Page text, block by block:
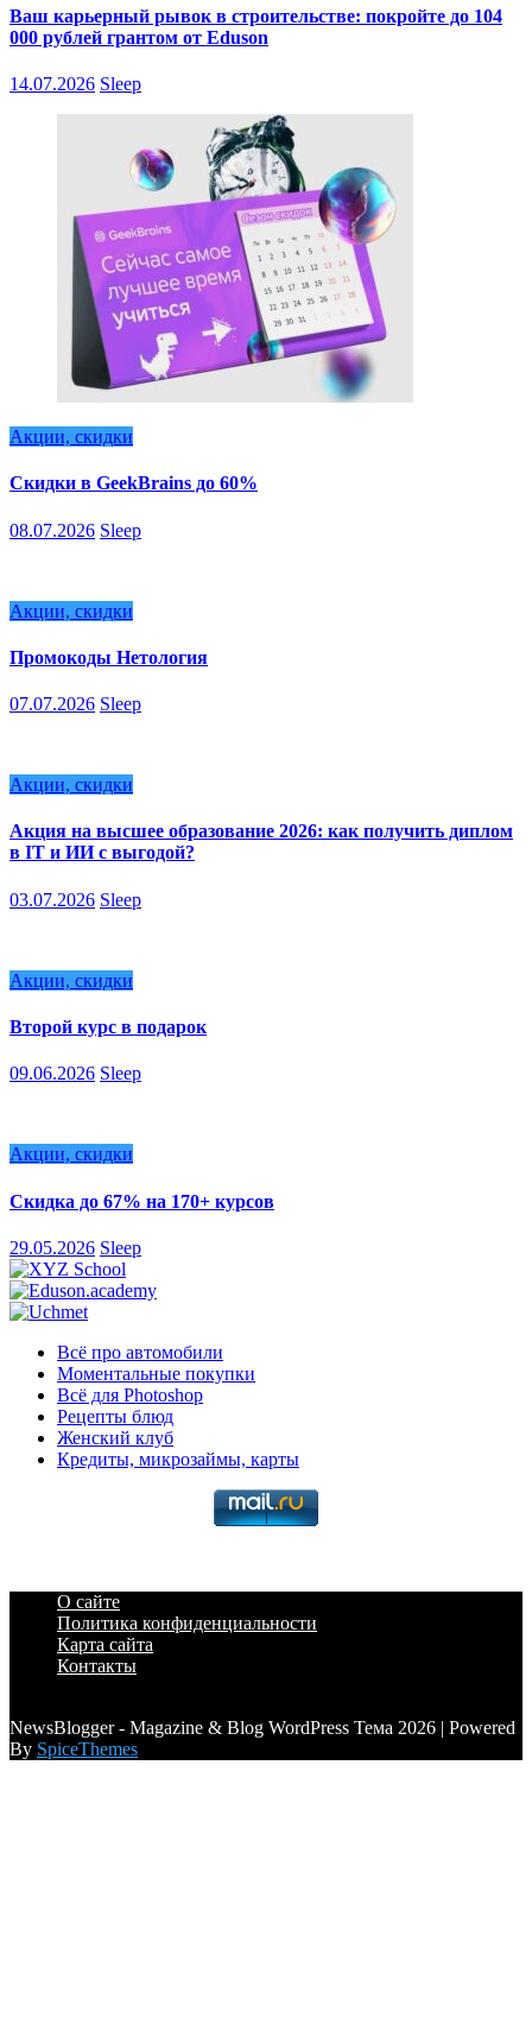
Ваш карьерный рывок в строительстве: покройте до 104
000 рублей грантом от Eduson
14.07.2026 Sleep
Акции, скидки
Скидки в GeekBrains до 60%
08.07.2026 Sleep
Акции, скидки
Промокоды Нетология
07.07.2026 Sleep
Акции, скидки
Акция на высшее образование 2026: как получить диплом
в IT и ИИ с выгодой?
03.07.2026 Sleep
Акции, скидки
Второй курс в подарок
09.06.2026 Sleep
Акции, скидки
Скидка до 67% на 170+ курсов
29.05.2026 Sleep
Всё про автомобили
Моментальные покупки
Всё для Photoshop
Рецепты блюд
Женский клуб
Кредиты, микрозаймы, карты
О сайте
Политика конфиденциальности
Карта сайта
Контакты
NewsBlogger - Magazine & Blog WordPress Тема 2026 | Powered
By SpiceThemes